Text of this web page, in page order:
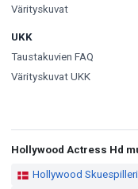
Värityskuvat
UKK
Taustakuvien FAQ
Värityskuvat UKK
Hollywood Actress Hd
Hollywood